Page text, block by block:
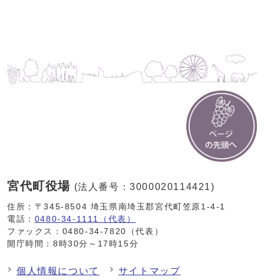
宮代町役場 (法人番号：3000020114421)
住所：〒345-8504 埼玉県南埼玉郡宮代町笠原1-4-1
電話： 0480-34-1111（代表）
ファックス：0480-34-7820（代表）
開庁時間：8時30分～17時15分
個人情報について サイトマップ